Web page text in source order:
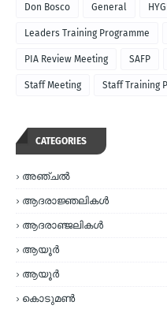
Don Bosco General
Leaders Training Programme
PIA Review Meeting SAFP
Staff Meeting Staff Training
CATEGORIES
അഞ്ചല്‍
ആദരാജ്ഞലികള്‍
ആദരാഞ്ജലികള്‍
ആയൂര്‍
ആയൂർ
കൊടുമണ്‍